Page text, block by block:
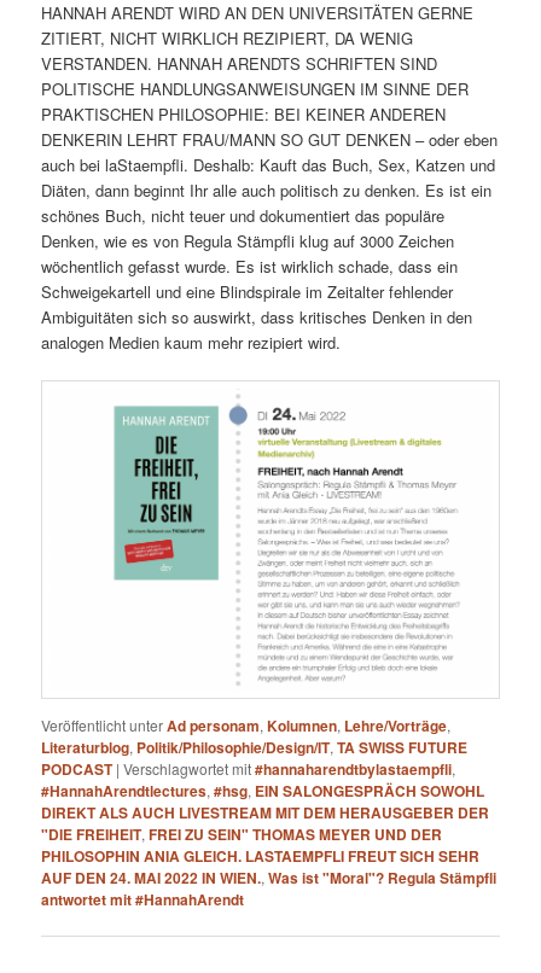
HANNAH ARENDT WIRD AN DEN UNIVERSITÄTEN GERNE
ZITIERT, NICHT WIRKLICH REZIPIERT, DA WENIG
VERSTANDEN. HANNAH ARENDTS SCHRIFTEN SIND
POLITISCHE HANDLUNGSANWEISUNGEN IM SINNE DER
PRAKTISCHEN PHILOSOPHIE: BEI KEINER ANDEREN
DENKERIN LEHRT FRAU/MANN SO GUT DENKEN – oder eben
auch bei laStaempfli. Deshalb: Kauft das Buch, Sex, Katzen und
Diäten, dann beginnt Ihr alle auch politisch zu denken. Es ist ein
schönes Buch, nicht teuer und dokumentiert das populäre
Denken, wie es von Regula Stämpfli klug auf 3000 Zeichen
wöchentlich gefasst wurde. Es ist wirklich schade, dass ein
Schweigekartell und eine Blindspirale im Zeitalter fehlender
Ambiguitäten sich so auswirkt, dass kritisches Denken in den
analogen Medien kaum mehr rezipiert wird.
Veröffentlicht unterAd personam,Kolumnen, Lehre/Vorträge,
Literaturblog, Politik/Philosophie/Design/IT,TA SWISS FUTURE
PODCAST |Verschlagwortet mit#hannaharendtbylastaempfli,
#HannahArendtlectures,#hsg, EIN SALONGESPRÄCH SOWOHL
DIREKT ALS AUCH LIVESTREAM MIT DEM HERAUSGEBER DER
"DIE FREIHEIT,FREI ZU SEIN" THOMAS MEYER UND DER
PHILOSOPHIN ANIA GLEICH. LASTAEMPFLI FREUT SICH SEHR
AUF DEN 24. MAI 2022 IN WIEN.,Was ist "Moral"? Regula Stämpfli
antwortet mit #HannahArendt